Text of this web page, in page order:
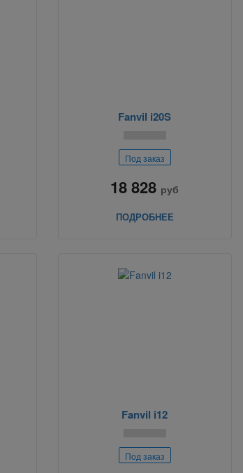
Fanvil i20S
Под заказ
18 828 руб
ПОДРОБНЕЕ
Fanvil i12
Под заказ